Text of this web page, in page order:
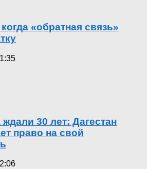
«обратная связь»
30 лет: Дагестан
право на свой